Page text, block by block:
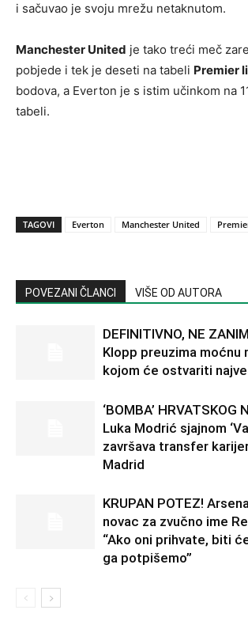
i sačuvao je svoju mrežu netaknutom.
Manchester United je tako treći meč
pobjede i tek je deseti na tabeli Premier
bodova, a Everton je s istim učinkom na
tabeli.
TAGOVI Everton Manchester United
POVEZANI ČLANCI VIŠE OD AUTORA
DEFINITIVNO, NE
Klopp preuzima moćnu
kojom će ostvariti
‘BOMBA’ HRVATSKOG
Luka Modrić sjajnom
završava transfer
Madrid
KRUPAN POTEZ!
novac za zvučno ime
“Ako oni prihvate, biti
ga potpišemo”